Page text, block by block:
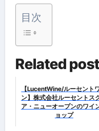
目次
Related
【LucentWine/ルーセント
ン】株式会社ルーセントス
ア・ニューオープンのワイ
ョップ